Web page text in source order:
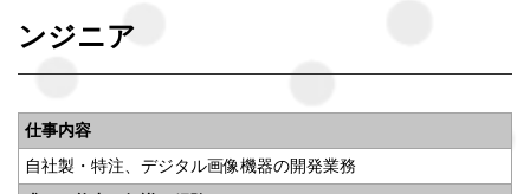
ンジニア
仕事内容
自社製・特注、デジタル画像機器の開発業務